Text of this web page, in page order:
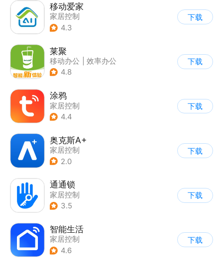
移动爱家
家居控制
4.3
下载
莱聚
移动办公
效率办公
4.8
下载
涂鸦
家居控制
4.4
下载
奥克斯A+
家居控制
2.0
下载
通通锁
家居控制
3.5
下载
智能生活
家居控制
4.6
下载